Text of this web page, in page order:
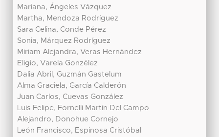
Mariana, Ángeles Vázquez
Martha, Mendoza Rodríguez
Sara Celina, Conde Pérez
Sonia, Márquez Rodríguez
Miriam Alejandra, Veras Hernández
Eligio, Varela Gonzélez
Dalia Abril, Guzmán Gastelum
Alma Graciela, García Calderón
Juan Carlos, Cuevas González
Luis Felipe, Fornelli Martín Del Campo
Alejandro, Donohue Cornejo
León Francisco, Espinosa Cristóbal